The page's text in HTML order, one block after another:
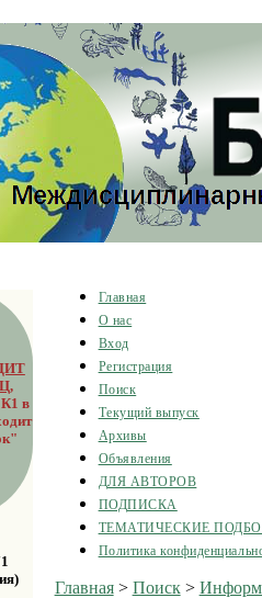
,
К1 в
Главная
О нас
Вход
Регистрация
Поиск
Текущий выпуск
Архивы
Объявления
ДЛЯ АВТОРОВ
ПОДПИСКА
ТЕМАТИЧЕСКИЕ
Политика
Главная> Поиск>